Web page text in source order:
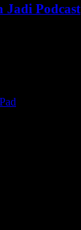
Jadi Podcast